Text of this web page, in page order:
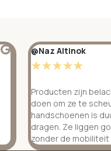
@Naz Altinok
☆☆☆☆☆
Producten zijn
doen om ze te
handschoenen is
dragen. Ze liggen
zonder de